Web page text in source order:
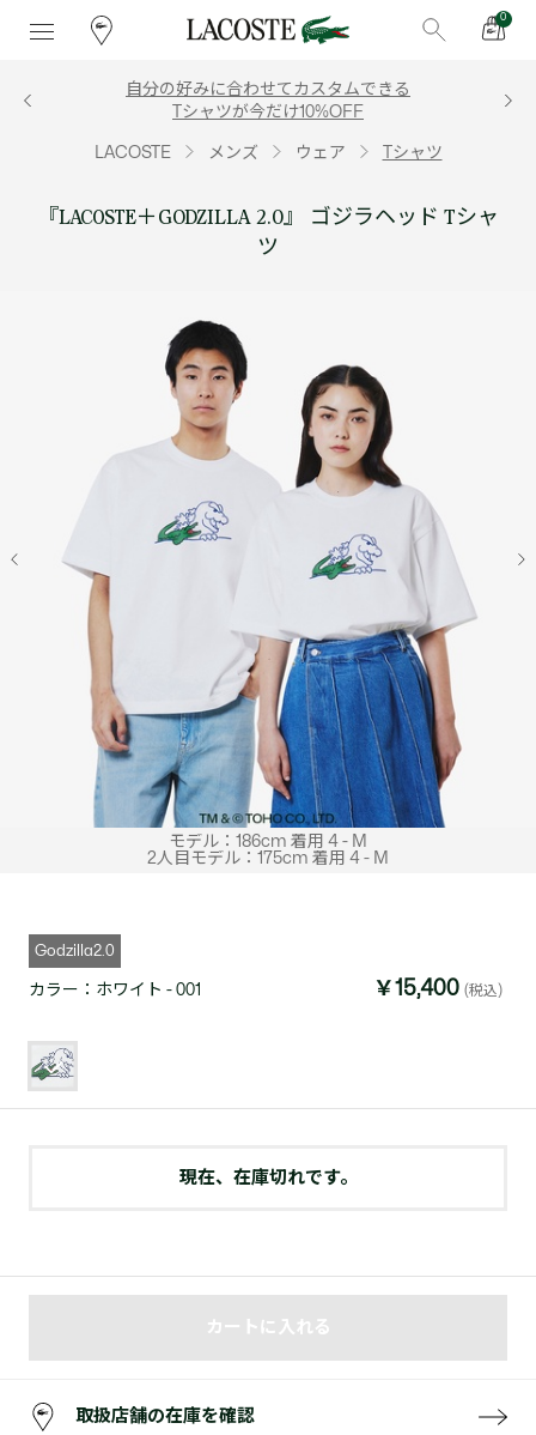
0
自分の好みに合わせてカスタムできる
Tシャツが今だけ10%OFF
LACOSTE メンズ ウェア Tシャツ
『LACOSTE＋GODZILLA 2.0』 ゴジラヘッド Tシャ
ツ
モデル：186cm 着用 4 - M
2人目モデル：175cm 着用 4 - M
Godzilla2.0
カラー： ホワイト - 001 ￥15,400 (税込)
現在、在庫切れです。
カートに入れる
取扱店舗の在庫を確認